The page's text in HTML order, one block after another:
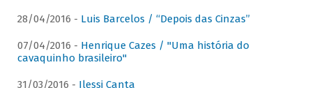
28/04/2016 - Luis Barcelos / “Depois das Cinzas”
07/04/2016 - Henrique Cazes / "Uma história do
cavaquinho brasileiro"
31/03/2016 - Ilessi Canta